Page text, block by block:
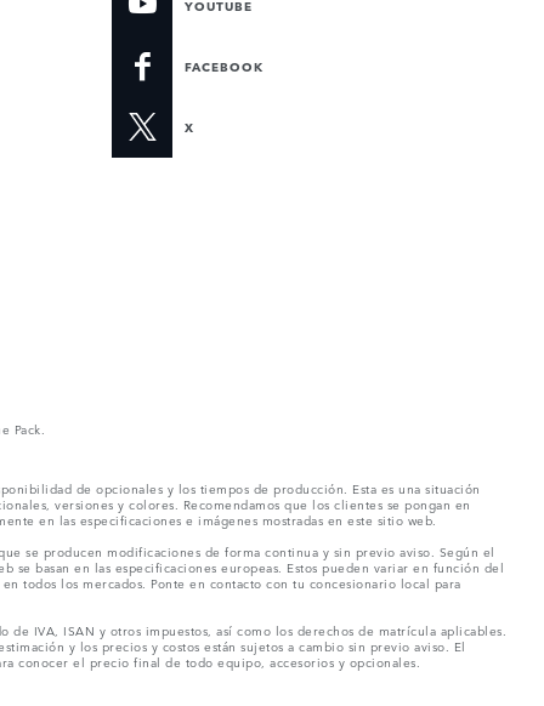
YOUTUBE
FACEBOOK
X
Pack.
de opcionales y los tiempos de producción. Esta es una situación
versiones y colores. Recomendamos que los clientes se pongan en
en las especificaciones e imágenes mostradas en este sitio web.
se producen modificaciones de forma continua y sin previo aviso. Según el
basan en las especificaciones europeas. Estos pueden variar en función del
todos los mercados. Ponte en contacto con tu concesionario local para
IVA, ISAN y otros impuestos, así como los derechos de matrícula aplicables.
y los precios y costos están sujetos a cambio sin previo aviso. El
conocer el precio final de todo equipo, accesorios y opcionales.